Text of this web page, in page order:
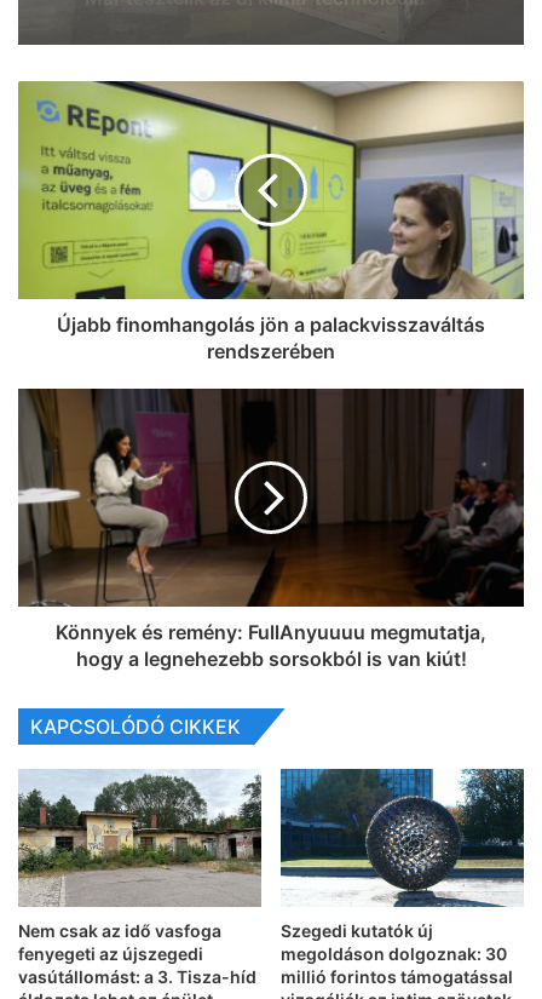
az SZTE Klinikai Központja – a
betegellátó helyiségek 77 százaléka már
klimatizált
infrastruktúra-fejlesztést követelnek a
Újabb finomhangolás jön a palackvisszaváltás
rendszerében
Könnyek és remény: FullAnyuuuu megmutatja,
hogy a legnehezebb sorsokból is van kiút!
KAPCSOLÓDÓ CIKKEK
Nem csak az idő vasfoga
fenyegeti az újszegedi
vasútállomást: a 3. Tisza-híd
Szegedi kutatók új
megoldáson dolgoznak: 30
millió forintos támogatással